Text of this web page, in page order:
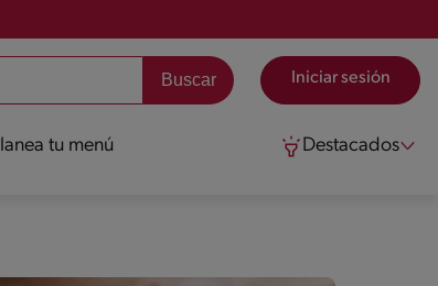
Iniciar sesión
tu menú Destacados